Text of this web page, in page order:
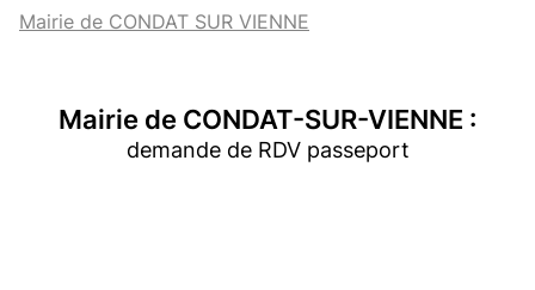
Mairie de CONDAT SUR VIENNE
Mairie de CONDAT-SUR-VIENNE :
demande de RDV passeport